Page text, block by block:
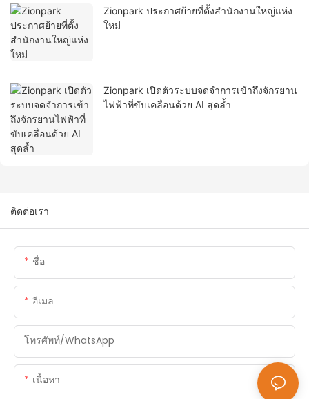
Zionpark ประกาศย้ายที่ตั้งสำนักงานใหญ่แห่ง
ใหม่
Zionpark เปิดตัวระบบจดจำการเข้าถึงจักรยาน
ไฟฟ้าที่ขับเคลื่อนด้วย AI สุดล้ำ
ติดต่อเรา
ชื่อ
อีเมล
โทรศัพท์/WhatsApp
เนื้อหา